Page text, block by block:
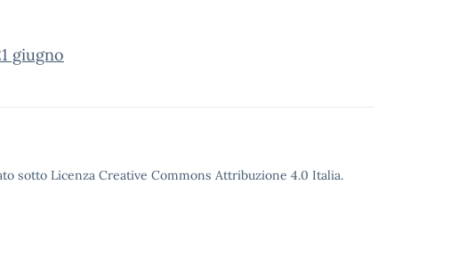
giugno
sotto Licenza Creative Commons Attribuzione 4.0 Italia.